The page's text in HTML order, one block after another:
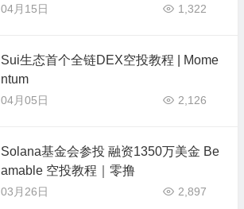
04月15日 1,322
Sui生态首个全链DEX空投教程 | Mome
ntum
04月05日 2,126
Solana基金会参投 融资1350万美金 Be
amable 空投教程｜零撸
03月26日 2,897